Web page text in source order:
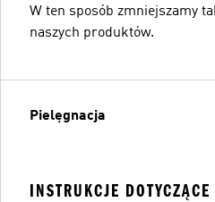
W ten sposób zmniejszamy
naszych produktów.
Pielęgnacja
INSTRUKCJE